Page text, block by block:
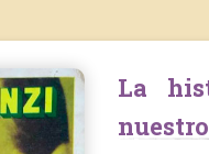
La historia popular. Vida y milagros de